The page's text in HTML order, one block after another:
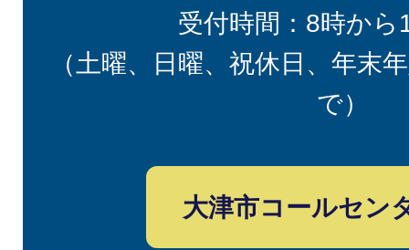
受付時間：8時から
（土曜、日曜、祝休日、年末
で）
大津市コールセン